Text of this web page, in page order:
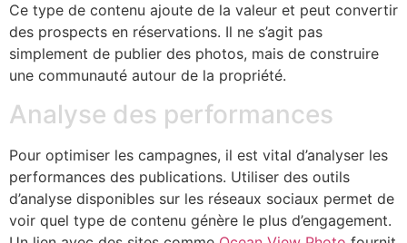
Ce type de contenu ajoute de la valeur et peut convertir
des prospects en réservations. Il ne s’agit pas
simplement de publier des photos, mais de construire
une communauté autour de la propriété.
Analyse des performances
Pour optimiser les campagnes, il est vital d’analyser les
performances des publications. Utiliser des outils
d’analyse disponibles sur les réseaux sociaux permet de
voir quel type de contenu génère le plus d’engagement.